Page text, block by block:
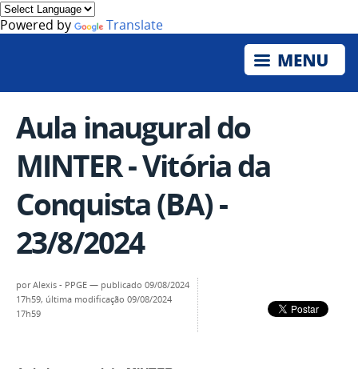
Powered by Translate
Aula inaugural do
MINTER - Vitória da
Conquista (BA) -
23/8/2024
porAlexis - PPGE — publicado 09/08/2024
17h59, última modificação 09/08/2024
17h59